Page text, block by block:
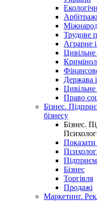
Трудове
Аграрне
Держава
Право
Бізнес.
бізнесу
Бізнес.
Показати
Бізнес
Торгівля
Продажі
Маркетинг.